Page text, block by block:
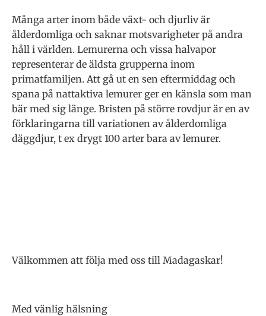
Många arter inom både växt- och djurliv är
ålderdomliga och saknar motsvarigheter på andra
håll i världen. Lemurerna och vissa halvapor
representerar de äldsta grupperna inom
primatfamiljen. Att gå ut en sen eftermiddag och
spana på nattaktiva lemurer ger en känsla som man
bär med sig länge. Bristen på större rovdjur är en av
förklaringarna till variationen av ålderdomliga
däggdjur, t ex drygt 100 arter bara av lemurer.
Välkommen att följa med oss till Madagaskar!
Med vänlig hälsning